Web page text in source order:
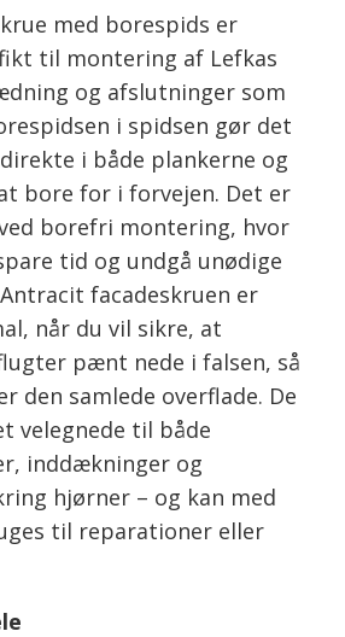
med borespids er
til montering af Lefkas
og afslutninger som
i spidsen gør det
i både plankerne og
bore for i forvejen. Det er
borefri montering, hvor
tid og undgå unødige
facadeskruen er
når du vil sikre, at
pænt nede i falsen, så
den samlede overflade. De
velegnede til både
inddækninger og
hjørner – og kan med
til reparationer eller